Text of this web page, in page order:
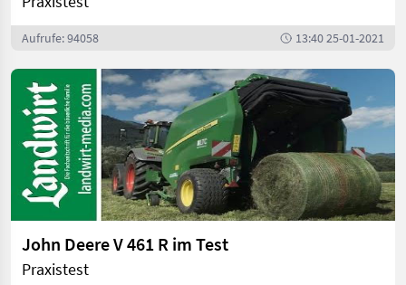
Aufrufe: 94058 13:40 25-01-2021
John Deere V 461 R im Test
Praxistest